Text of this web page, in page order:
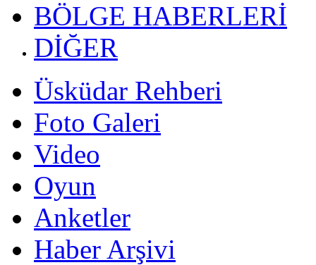
BÖLGE HABERLERİ
DİĞER
Üsküdar Rehberi
Foto Galeri
Video
Oyun
Anketler
Haber Arşivi